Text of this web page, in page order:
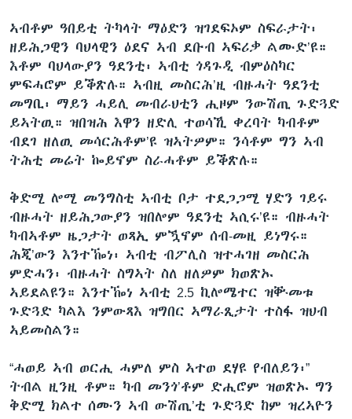
ኣብቶም ዓበይቲ ትካላት ማዕድን ዝገደፍኦም ስፍራታት፡
ዘይሕጋዊን ባህላዊን ዕደና ኣብ ደቡብ ኣፍሪቃ ልሙድ’ዩ።
እቶም ባህላውያን ዓደንቲ፡ ኣብቲ ጎዳጉዲ ብምዕስካር
ምፍሓሮም ይቕጽሉ። ኣብዚ መስርሕ’ዚ ብዙሓት ዓደንቲ
መግቢ፡ ማይን ሓይሊ መብራህቲን ሒዞም ንውሽጢ ጉድጓድ
ይኣትዉ። ዝበዝሕ እዋን ዘድሊ ተወሳኺ ቀረባት ካብቶም
ብደገ ዘለዉ መሳርሕቶም’ዩ ዝኣትዎም። ንሳቶም ግን ኣብ
ትሕቲ መሬት ኰይኖም ስራሓቶም ይቕጽሉ።
ቅድሚ ሎሚ መንግስቲ ኣብቲ ቦታ ተደጋጋሚ ሃድን ገይሩ
ብዙሓት ዘይሕጋውያን ዝበሎም ዓደንቲ ኣሲሩ’ዩ። ብዙሓት
ካብኣቶም ዜጋታት ወጻኢ ምዃኖም ሰብ-መዚ ይነግሩ።
ሕጂ’ውን እንተዀነ፡ ኣብቲ ብፖሊስ ዝተሓገዘ መስርሕ
ምድሓን፡ ብዙሓት ስግኣት ስለ ዘለዎም ክወጽኡ
ኣይደልዩን። እንተዀነ ኣብቲ 2.5 ኪሎሜተር ዝቝመቱ
ጉድጓድ ካልእ ንምውጻእ ዝግበር ኣማራጺታት ተስፋ ዝህብ
ኣይመስልን።
“ሓወይ ኣብ ወርሒ ሓምለ ምስ ኣተወ ደሃዩ የብለይን፡”
ትብል ዚንዚ ቶም። ካብ መንጎ’ቶም ድሒሮም ዝወጽኡ ግን
ቅድሚ ክልተ ሰሙን ኣብ ውሽጢ’ቲ ጉድጓድ ከም ዝረኣዮን